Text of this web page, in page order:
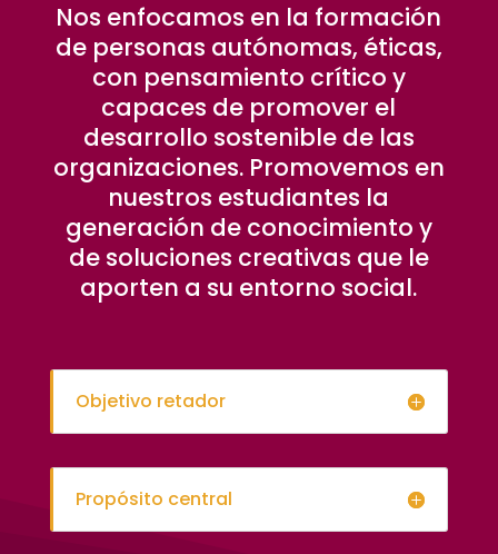
Nos enfocamos en la formación
de personas autónomas, éticas,
con pensamiento crítico y
capaces de promover el
desarrollo sostenible de las
organizaciones. Promovemos en
nuestros estudiantes la
generación de conocimiento y
de soluciones creativas que le
aporten a su entorno social.
Objetivo retador
Propósito central